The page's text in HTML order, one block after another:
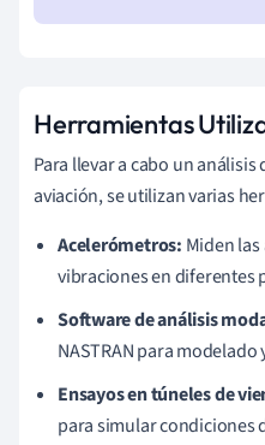
Herramientas
Para llevar a cabo un
aviación, se utilizan varias
Acelerómetros: Miden
vibraciones en diferentes
Software de análisis
NASTRAN para
Ensayos en túneles de
para simular condiciones